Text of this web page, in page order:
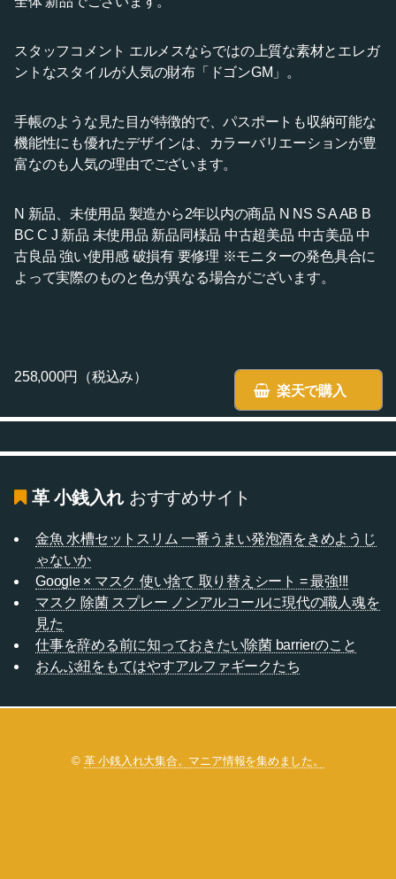
スタッフコメント エルメスならではの上質な素材とエレガ
ントなスタイルが人気の財布「ドゴンGM」。
手帳のような見た目が特徴的で、パスポートも収納可能な
機能性にも優れたデザインは、カラーバリエーションが豊
富なのも人気の理由でございます。
N 新品、未使用品 製造から2年以内の商品 N NS S A AB B
BC C J 新品 未使用品 新品同様品 中古超美品 中古美品 中
古良品 強い使用感 破損有 要修理 ※モニターの発色具合に
よって実際のものと色が異なる場合がございます。
楽天で購入
258,000円（税込み）
革 小銭入れおすすめサイト
金魚 水槽セットスリム 一番うまい発泡酒をきめようじ
ゃないか
Google × マスク 使い捨て 取り替えシート = 最強!!!
マスク 除菌 スプレー ノンアルコールに現代の職人魂を
見た
仕事を辞める前に知っておきたい除菌 barrierのこと
おんぶ紐をもてはやすアルファギークたち
© 革 小銭入れ大集合。マニア情報を集めました。